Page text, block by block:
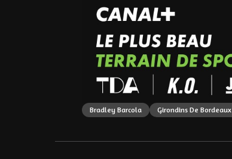
Bradley Barcola Girondins De Bordeaux